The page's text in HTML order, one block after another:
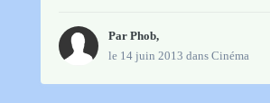
Par Phob,
le 14 juin 2013 dans Cinéma